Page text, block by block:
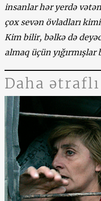
insanlar hər yerdə
çox sevən övladları
Kim bilir, bəlkə də
almaq üçün yığırmışlar
Daha